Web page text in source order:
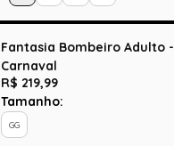
Fantasia Bombeiro Adulto -
Carnaval
R$ 219,99
Tamanho:
GG